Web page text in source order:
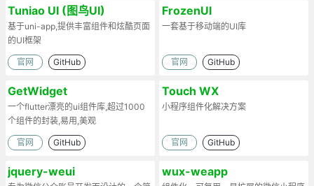
Tuniao UI (图鸟UI)
基于uni-app,提供丰富组件和炫酷页面
的UI框架
官网 GitHub
FrozenUI
一套基于移动端的UI库
官网 GitHub
GetWidget
一个flutter漂亮的ui组件库,超过1000
个组件的封装,易用,美观
官网 GitHub
Touch WX
小程序组件化解决方案
官网 GitHub
jquery-weui wux-weapp